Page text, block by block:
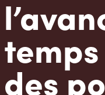
des